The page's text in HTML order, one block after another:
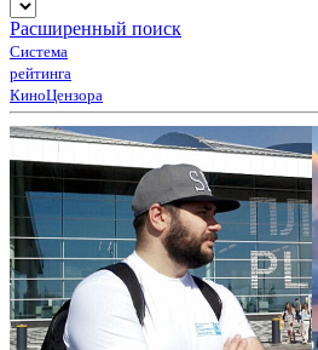
Расширенный поиск
Система
рейтинга
КиноЦензора